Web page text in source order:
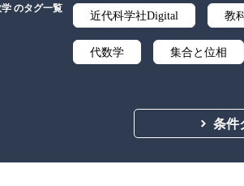
のタグ一覧
近代科学社Digital 教
代数学 集合と位相
条件